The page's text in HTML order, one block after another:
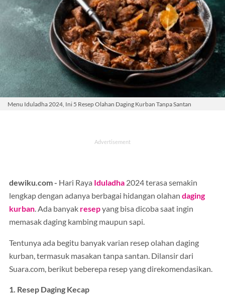
Menu Iduladha 2024, Ini 5 Resep Olahan Daging Kurban Tanpa Santan
dewiku.com - Hari Raya Iduladha 2024 terasa semakin
lengkap dengan adanya berbagai hidangan olahan daging
kurban. Ada banyak resepyang bisa dicoba saat ingin
memasak daging kambing maupun sapi.
Tentunya ada begitu banyak varian resep olahan daging
kurban, termasuk masakan tanpa santan. Dilansir dari
Suara.com, berikut beberepa resep yang direkomendasikan.
1. Resep Daging Kecap